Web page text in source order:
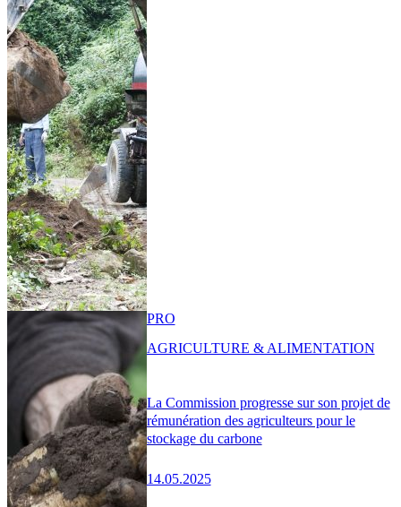
La Commission progresse sur son projet de
rémunération des agriculteurs pour le
stockage du carbone
14.05.2025
PRO
AGRICULTURE & ALIMENTATION